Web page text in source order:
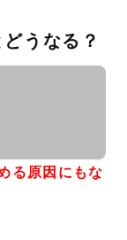
うなる？
る原因にもな